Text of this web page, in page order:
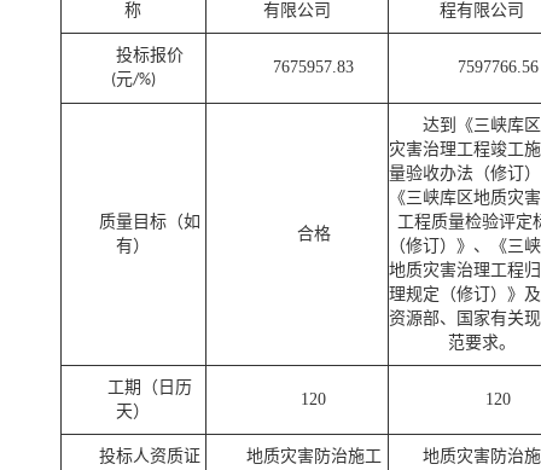
称
有限公司
程有限公司
投标报价
(元/%)
7675957.83 7597766.56
质量目标（如
有）
合格
达到《三峡库
灾害治理工程竣工
量验收办法（修订
《三峡库区地质灾
工程质量检验评定
（修订）》、《三
地质灾害治理工程
理规定（修订）》
资源部、国家有关
范要求。
工期（日历
天）
120 120
投标人资质证
地质灾害防治施工
地质灾害防治